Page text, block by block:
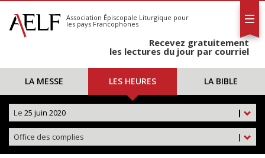
S'abonner
Calendrier
Association Épiscopale Liturgique pour
les pays Francophones
Recevez gratuitement
les lectures du jour par courriel
LA MESSE LES HEURES LA BIBLE
|
Le 25 juin 2020
|
Office des complies